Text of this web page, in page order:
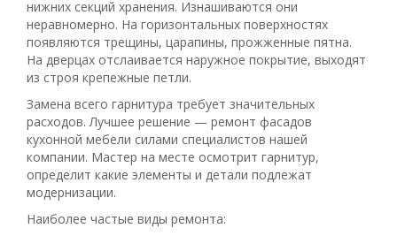
нижних секций хранения. Изнашиваются они
неравномерно. На горизонтальных поверхностях
появляются трещины, царапины, прожженные пятна.
На дверцах отслаивается наружное покрытие, выходят
из строя крепежные петли.
Замена всего гарнитура требует значительных
расходов. Лучшее решение — ремонт фасадов
кухонной мебели силами специалистов нашей
компании. Мастер на месте осмотрит гарнитур,
определит какие элементы и детали подлежат
модернизации.
Наиболее частые виды ремонта: